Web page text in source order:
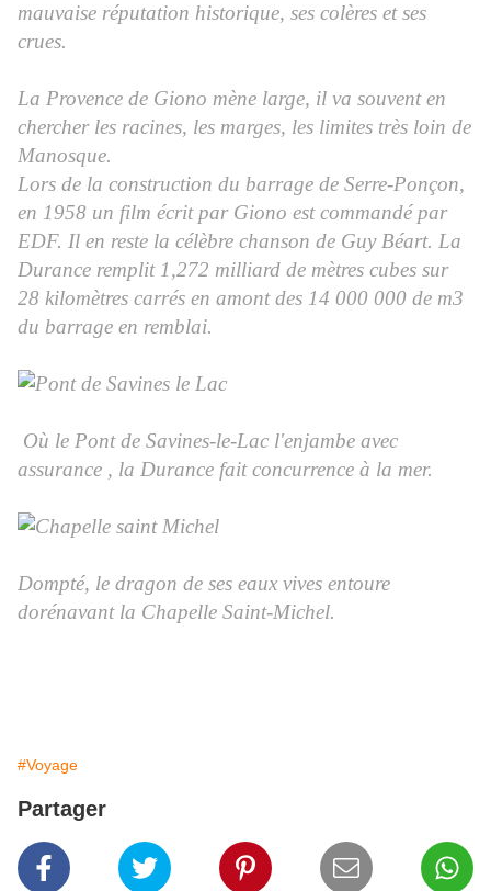
mauvaise réputation historique, ses colères et ses
crues.
La Provence de Giono mène large, il va souvent en
chercher les racines, les marges, les limites très loin de
Manosque.
Lors de la construction du barrage de Serre-Ponçon,
en 1958 un film écrit par Giono est commandé par
EDF. Il en reste la célèbre chanson de Guy Béart. La
Durance remplit 1,272 milliard de mètres cubes sur
28 kilomètres carrés en amont des 14 000 000 de m3
du barrage en remblai.
Où le Pont de Savines-le-Lac l'enjambe avec
assurance , la Durance fait concurrence à la mer.
Dompté, le dragon de ses eaux vives entoure
dorénavant la Chapelle Saint-Michel.
#Voyage
Partager